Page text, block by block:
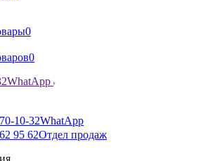
0
0
WhatApp
10-32WhatApp
95 62Отдел продаж